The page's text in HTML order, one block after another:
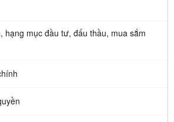
hạng mục đầu tư, đấu thầu, mua sắm